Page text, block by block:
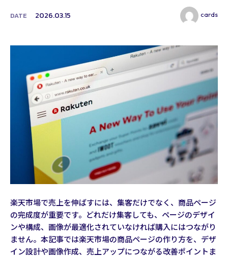
DATE 2026.03.15 cards
楽天市場で売上を伸ばすには、集客だけでなく、商品ページ
の完成度が重要です。どれだけ集客しても、ページのデザイ
ンや構成、画像が最適化されていなければ購入にはつながり
ません。本記事では楽天市場の商品ページの作り方を、デザ
イン設計や画像作成、売上アップにつながる改善ポイントま